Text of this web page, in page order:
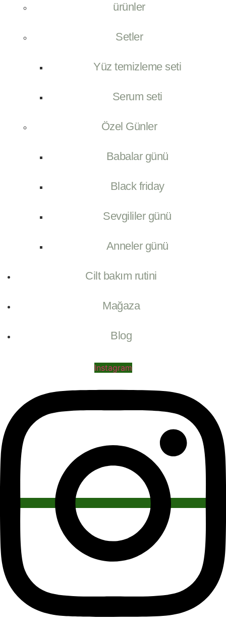
ürünler
Setler
Yüz temizleme seti
Serum seti
Özel Günler
Babalar günü
Black friday
Sevgililer günü
Anneler günü
Cilt bakım rutini
Mağaza
Blog
Instagram